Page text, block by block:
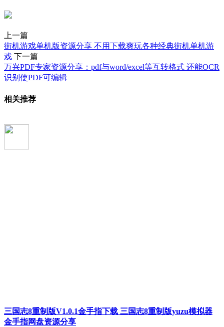
上一篇
街机游戏单机版资源分享 不用下载爽玩各种经典街机单机游
戏 下一篇
万兴PDF专家资源分享：pdf与word/excel等互转格式 还能OCR
识别使PDF可编辑
相关推荐
三国志8重制版V1.0.1金手指下载 三国志8重制版yuzu模拟器
金手指网盘资源分享